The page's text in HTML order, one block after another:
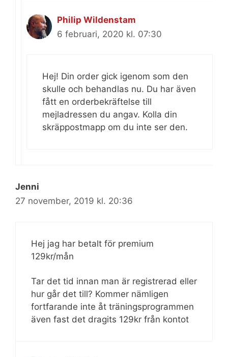
Philip Wildenstam
6 februari, 2020 kl. 07:30
Hej! Din order gick igenom som den
skulle och behandlas nu. Du har även
fått en orderbekräftelse till
mejladressen du angav. Kolla din
skräppostmapp om du inte ser den.
Jenni
27 november, 2019 kl. 20:36
Hej jag har betalt för premium
129kr/mån
Tar det tid innan man är registrerad eller
hur går det till? Kommer nämligen
fortfarande inte åt träningsprogrammen
även fast det dragits 129kr från kontot